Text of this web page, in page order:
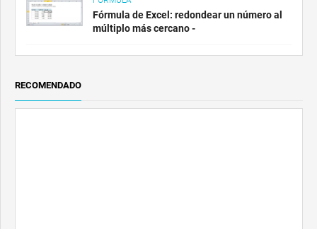
Fórmula de Excel: redondear un número al
múltiplo más cercano -
RECOMENDADO